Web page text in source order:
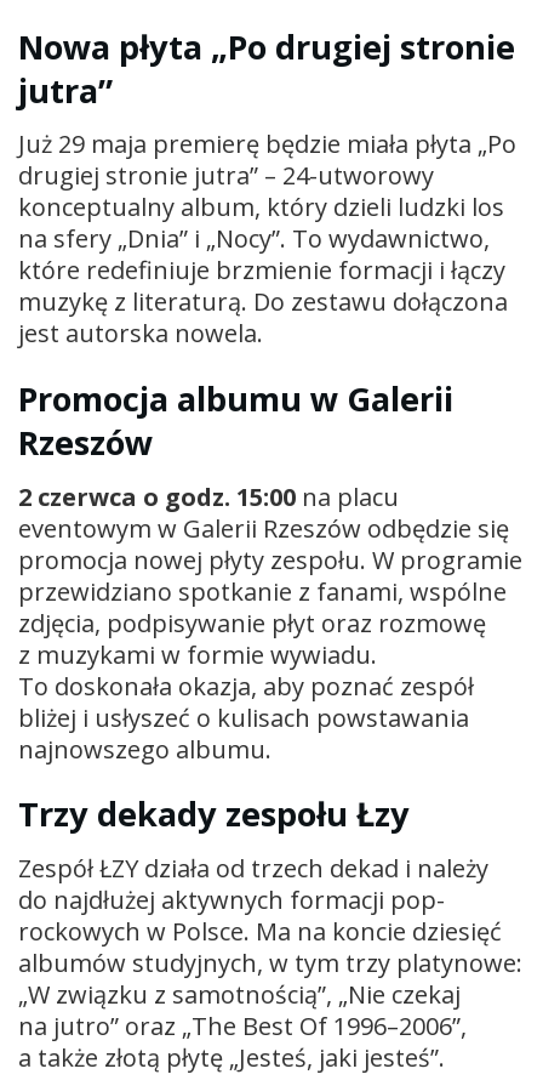
Nowa płyta „Po drugiej stronie
jutra”
Już 29 maja premierę będzie miała płyta „Po
drugiej stronie jutra” – 24-utworowy
konceptualny album, który dzieli ludzki los
na sfery „Dnia” i „Nocy”. To wydawnictwo,
które redefiniuje brzmienie formacji i łączy
muzykę z literaturą. Do zestawu dołączona
jest autorska nowela.
Promocja albumu w Galerii
Rzeszów
2 czerwca o godz. 15:00 na placu
eventowym w Galerii Rzeszów odbędzie się
promocja nowej płyty zespołu. W programie
przewidziano spotkanie z fanami, wspólne
zdjęcia, podpisywanie płyt oraz rozmowę
z muzykami w formie wywiadu.
To doskonała okazja, aby poznać zespół
bliżej i usłyszeć o kulisach powstawania
najnowszego albumu.
Trzy dekady zespołu Łzy
Zespół ŁZY działa od trzech dekad i należy
do najdłużej aktywnych formacji pop-
rockowych w Polsce. Ma na koncie dziesięć
albumów studyjnych, w tym trzy platynowe:
„W związku z samotnością”, „Nie czekaj
na jutro” oraz „The Best Of 1996–2006”,
a także złotą płytę „Jesteś, jaki jesteś”.